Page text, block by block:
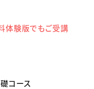
体験版でもご受講
コース